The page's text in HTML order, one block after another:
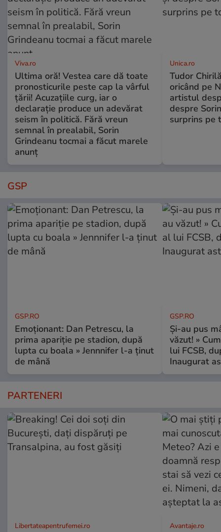
Viva.ro
Ultima oră! Vestea care dă toate
pronosticurile peste cap la vârful
țării! Acuzațiile curg, iar o
declarație produce un adevărat
seism în politică. Fără vreun
semnal în prealabil, Sorin
Grindeanu tocmai a făcut marele
anunț
Unica.ro
Tudor
oricând pe
artistul
despre
surprins pe
GSP
GSP.RO
Emoționant: Dan Petrescu, la
prima apariție pe stadion, după
lupta cu boala » Jennnifer l-a ținut
de mână
GSP.RO
Și-au pus
văzut! »
lui FCSB,
Inaugurat
PARTENERI
Libertateapentrufemei.ro Avantaje.ro